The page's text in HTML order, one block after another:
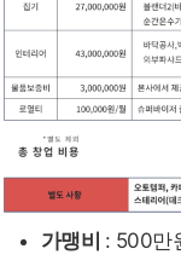
가맹비 : 500만